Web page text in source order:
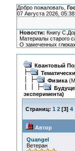
Добро пожаловать,
07 Августа 2026,
Новости: Книгу
Материалы старого
О замеченных
Квантовый
Физика
эксперимента)
Страниц: 1 2[3] 4
Автор
Quangel
Ветеран